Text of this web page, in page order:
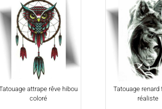
attrape rêve hibou
coloré
Tatouage
réaliste